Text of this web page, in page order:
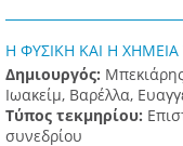
Η ΦΥΣΙΚΗ ΚΑΙ Η
Δημιουργός:
Ιωακείμ, Βαρέλλα,
Τύπος τεκμηρίου:
συνεδρίου